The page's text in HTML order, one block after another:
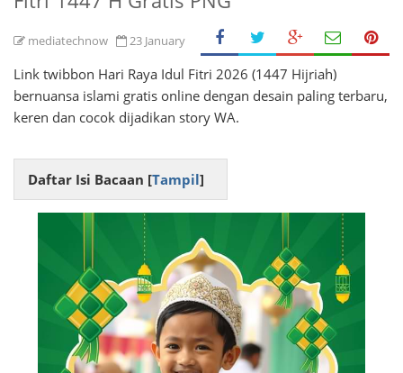
mediatechnow 23 January
Link twibbon Hari Raya Idul Fitri 2026 (1447 Hijriah)
bernuansa islami gratis online dengan desain paling terbaru,
keren dan cocok dijadikan story WA.
Daftar Isi Bacaan [Tampil]